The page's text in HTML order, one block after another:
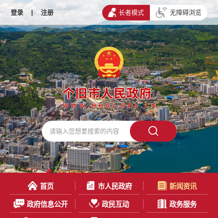
登录 | 注册 长者模式 无障碍浏览
首页 市人民政府 新闻资讯
政府信息公开 政民互动 政务服务